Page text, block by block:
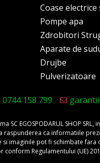
Coase
Pompe apa
Zdrobitori
Aparate de
Drujbe
Pulverizatoare
158 799
SC EGOSPODARUL SHOP
raspunderea ca informatiile
si imaginile pot fi schimbate
Regulamentului (UE)